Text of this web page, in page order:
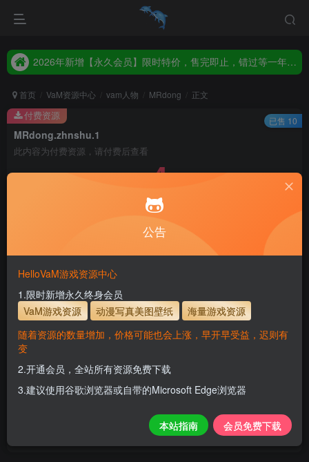
2026年新增【永久会员】限时特价，售完即止，错过等一年！！！
2026年新增【永久会员】限时特价，售完即止，错过等一年！！！
首页 VaM资源中心 vam人物 MRdong 正文
MRdong.zhnshu.1
此内容为付费资源，请付费后查看
4
立即购买
主流网盘——高速下载
支付页面打不开或支付后不跳转请联系QQ：3317425885
解压密码 www.hellovam.com
开通会员【免费下载】全站资源！
1.为了资源不失效！请不要在线解压！
3.有任何问题请联系客服或评论留言。
付费资源 已售 10
公告
HelloVaM游戏资源中心
1.限时新增永久终身会员
VaM游戏资源
动漫写真美图壁纸
海量游戏资源
随着资源的数量增加，价格可能也会上涨，早开早受益，迟则有
变
2.开通会员，全站所有资源免费下载
3.建议使用谷歌浏览器或自带的Microsoft Edge浏览器
本站指南 会员免费下载